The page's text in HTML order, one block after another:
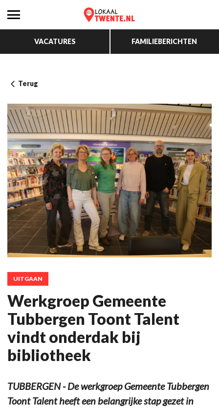
VACATURES FAMILIEBERICHTEN
Terug
UITGAAN
Werkgroep Gemeente
Tubbergen Toont Talent
vindt onderdak bij
bibliotheek
TUBBERGEN - De werkgroep Gemeente Tubbergen
Toont Talent heeft een belangrijke stap gezet in